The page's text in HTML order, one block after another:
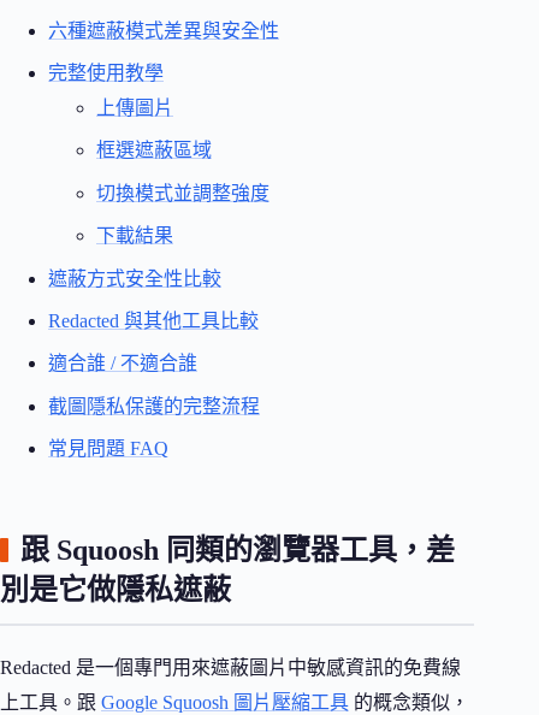
六種遮蔽模式差異與安全性
完整使用教學
上傳圖片
框選遮蔽區域
切換模式並調整強度
下載結果
遮蔽方式安全性比較
Redacted 與其他工具比較
適合誰 / 不適合誰
截圖隱私保護的完整流程
常見問題 FAQ
跟 Squoosh 同類的瀏覽器工具，差
別是它做隱私遮蔽
Redacted 是一個專門用來遮蔽圖片中敏感資訊的免費線
上工具。跟 Google Squoosh 圖片壓縮工具 的概念類似，